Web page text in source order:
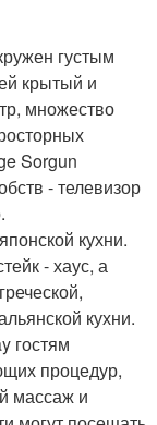
густым
крытый и
множество
Sorgun
- телевизор
кухни.
- хаус, а
кухни.
гостям
процедур,
массаж и